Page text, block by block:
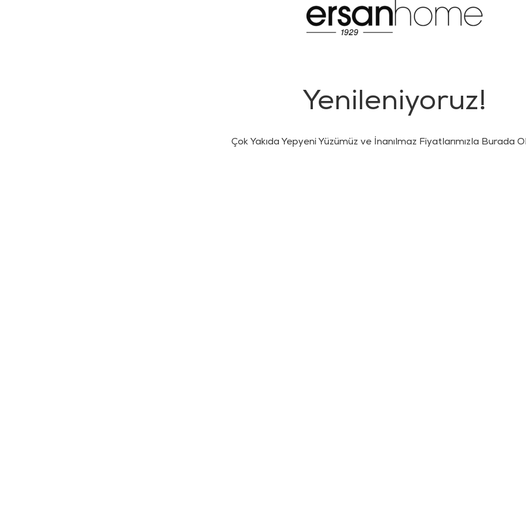
Yenileniyoruz!
Çok Yakıda Yepyeni Yüzümüz ve İnanılmaz Fiyatlarımızla Burada